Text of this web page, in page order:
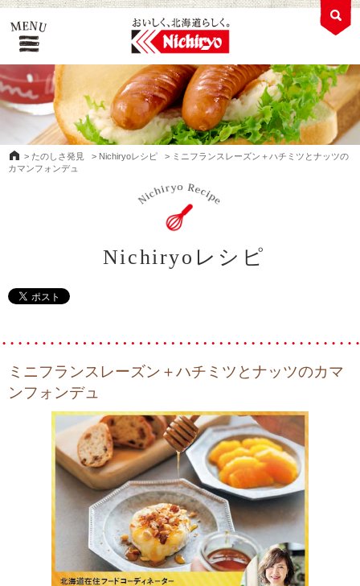
> たのしさ発見 > Nichiryoレシピ > ミニフランスレーズン＋ハチミツとナッツの
カマンフォンデュ
Nichiryoレシピ
ミニフランスレーズン＋ハチミツとナッツのカマ
ンフォンデュ